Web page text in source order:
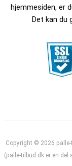
hjemmesiden, er
Det kan du
Copyright © 2026
(palle-tilbud.dk er en del